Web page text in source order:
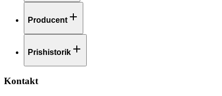
Producent
Prishistorik
Kontakt